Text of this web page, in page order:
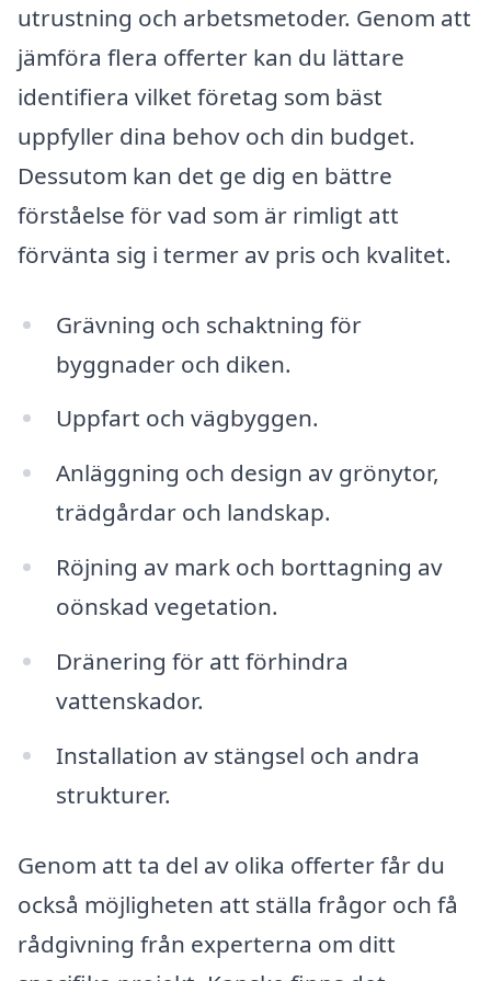
utrustning och arbetsmetoder. Genom att
jämföra flera offerter kan du lättare
identifiera vilket företag som bäst
uppfyller dina behov och din budget.
Dessutom kan det ge dig en bättre
förståelse för vad som är rimligt att
förvänta sig i termer av pris och kvalitet.
Grävning och schaktning för
byggnader och diken.
Uppfart och vägbyggen.
Anläggning och design av grönytor,
trädgårdar och landskap.
Röjning av mark och borttagning av
oönskad vegetation.
Dränering för att förhindra
vattenskador.
Installation av stängsel och andra
strukturer.
Genom att ta del av olika offerter får du
också möjligheten att ställa frågor och få
rådgivning från experterna om ditt